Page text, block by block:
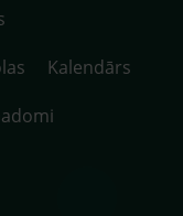
Kalendārs